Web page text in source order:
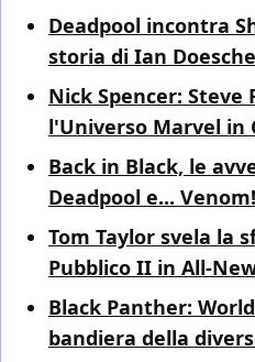
Deadpool incontra
storia di Ian
Nick Spencer: Steve
l'Universo Marvel in
Back in Black, le
Deadpool e... Venom!
Tom Taylor svela la
Pubblico II in All-
Black Panther:
bandiera della